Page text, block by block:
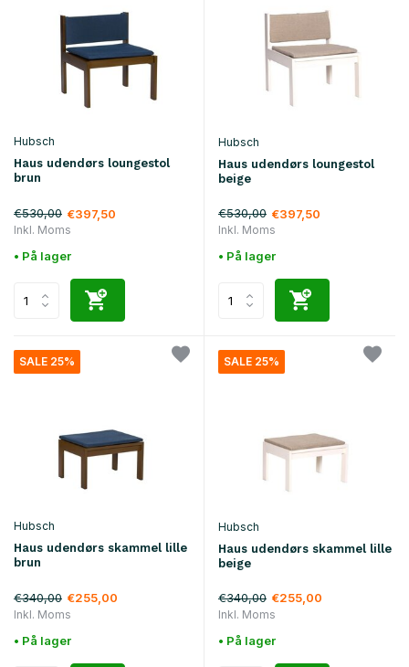
Hubsch
Haus udendørs loungestol
brun
€530,00 €397,50
Inkl. Moms
• På lager
Hubsch
Haus udendørs loungestol
beige
€530,00 €397,50
Inkl. Moms
• På lager
SALE 25%
Hubsch
Haus udendørs skammel lille
brun
€340,00 €255,00
Inkl. Moms
• På lager
SALE 25%
Hubsch
Haus udendørs skammel lille
beige
€340,00 €255,00
Inkl. Moms
• På lager